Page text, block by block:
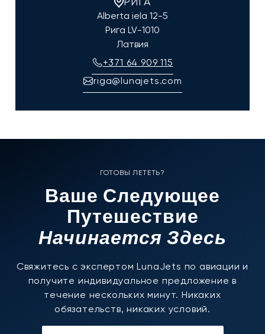
Alberta iela 12-5
Рига LV-1010
Латвия
+371 64 909 115
riga@lunajets.com
ГОТОВЫ ЛЕТЕТЬ?
Ваше Следующее
Путешествие
Начинается Здесь
Свяжитесь с экспертом LunaJets по авиации и
получите индивидуальное предложение в
течение нескольких минут. Никаких
обязательств, никаких условий.